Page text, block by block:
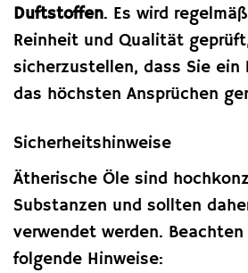
Duftstoffen. Es wird
Reinheit und Qualität
sicherzustellen, dass Sie ein
das höchsten Ansprüchen
Sicherheitshinweise
Ätherische Öle sind
Substanzen und sollten
verwendet werden.
folgende Hinweise: